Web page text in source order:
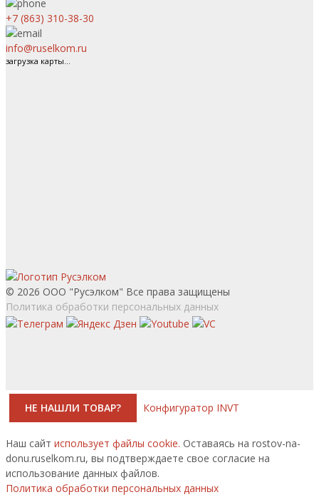
+7 (863) 310-38-30
info@ruselkom.ru
загрузка карты...
© 2026 ООО "Русэлком" Все права защищены
Политика обработки персональных данных
НЕ НАШЛИ ТОВАР? Конфигуратор INVT
Наш сайт использует файлы cookie. Оставаясь на rostov-na-
donu.ruselkom.ru, вы подтверждаете свое согласие на
использование данных файлов.
Политика обработки персональных данных